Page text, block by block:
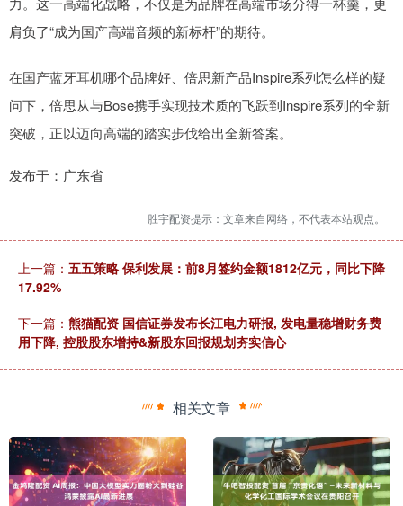
肩负了“成为国产高端音频的新标杆”的期待。
在国产蓝牙耳机哪个品牌好、倍思新产品Inspire系列怎么样的疑
问下，倍思从与Bose携手实现技术质的飞跃到Inspire系列的全新
突破，正以迈向高端的踏实步伐给出全新答案。
发布于：广东省
胜宇配资提示：文章来自网络，不代表本站观点。
上一篇： 五五策略 保利发展：前8月签约金额1812亿元，同比下降
17.92%
下一篇： 熊猫配资 国信证券发布长江电力研报, 发电量稳增财务费
用下降, 控股股东增持&新股东回报规划夯实信心
相关文章